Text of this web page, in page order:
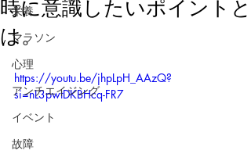
栄養
マラソン
心理
アンチエイジング
イベント
故障
時に意識したいポイントと
は。
https://youtu.be/jhpLpH_AAzQ?
si=nL3pwtDKBHcq-FR7